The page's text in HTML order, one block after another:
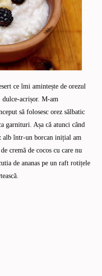
ce îmi amintește de orezul
acrișor. M-am
să folosesc orez sălbatic
garnituri. Așa că atunci când
alb într-un borcan inițial am
cremă de cocos cu care nu
de ananas pe un raft rotițele